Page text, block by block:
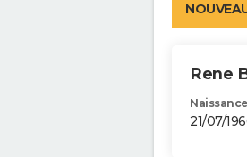
Rene
Naissance
21/07/